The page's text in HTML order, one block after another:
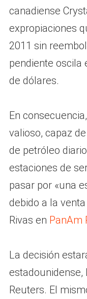
canadiense
expropiaciones
2011 sin
pendiente oscila
de dólares.
En
valioso, capaz
de petróleo
estaciones de
pasar por «una
debido a la
Rivas en PanAm
La decisión
estadounidense,
Reuters. El